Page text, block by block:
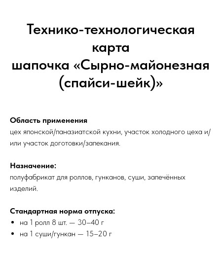
Технико-технологическая
карта
шапочка «Сырно-майонезная
(спайси-шейк)»
Область применения
цех японской/паназиатской кухни, участок холодного цеха и/
или участок доготовки/запекания.
Назначение:
полуфабрикат для роллов, гунканов, суши, запечённых
изделий.
Стандартная норма отпуска:
на 1 ролл 8 шт. — 30–40 г
на 1 суши/гункан — 15–20 г